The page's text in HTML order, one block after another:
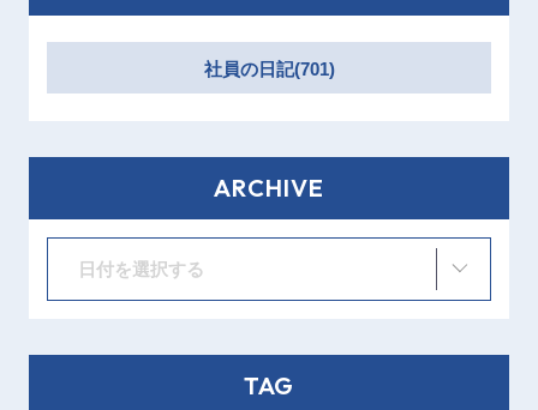
社員の日記(701)
ARCHIVE
日付を選択する
TAG